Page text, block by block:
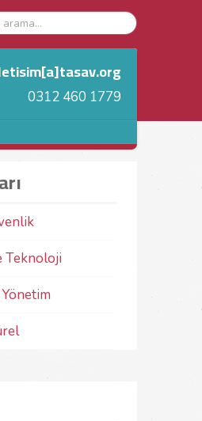
0312 460 1779
Teknoloji